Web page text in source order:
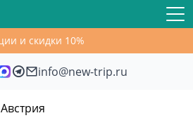
и скидки 10%
info@new-trip.ru
Австрия